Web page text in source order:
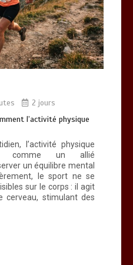
2 jours
l’activité physique
l’activité physique
comme un allié
un équilibre mental
le sport ne se
sur le corps : il agit
cerveau, stimulant des